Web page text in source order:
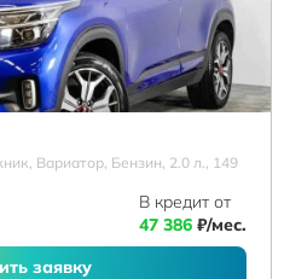
Вариатор, Бензин, 2.0 л., 149
В кредит от
47 386 ₽/мес.
заявку